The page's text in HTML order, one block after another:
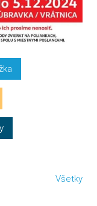
Všetky